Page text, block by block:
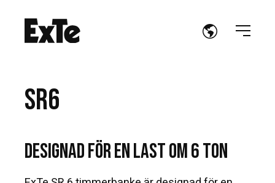
SR6
Designad för en last om 6 ton